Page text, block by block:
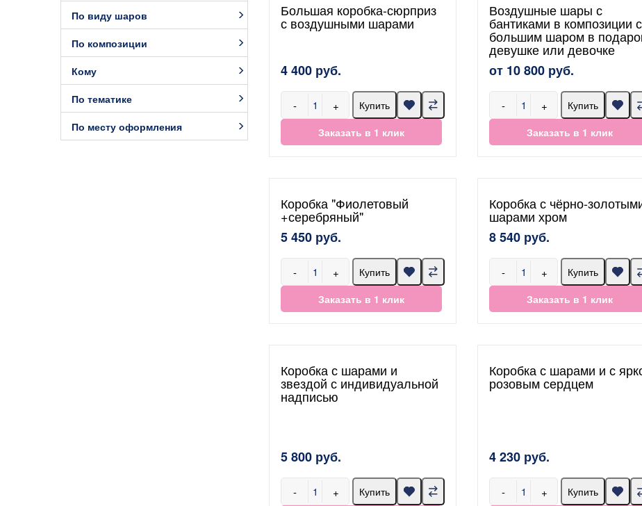
По виду шаров
По композиции
Кому
По тематике
По месту оформления
Большая коробка-сюрприз
с воздушными шарами
4 400 руб.
- +
Купить
Заказать в 1 клик
Воздушные шары с
бантиками в композиции с
большим шаром в
девушке или девочке
от 10 800 руб.
- +
Купить
Заказать в 1 клик
Коробка "Фиолетовый
+серебряный"
5 450 руб.
- +
Купить
Заказать в 1 клик
Коробка с чёрно-
шарами хром
8 540 руб.
- +
Купить
Заказать в 1 клик
Коробка с шарами и
звездой с индивидуальной
надписью
5 800 руб.
- +
Купить
Коробка с шарами и с
розовым сердцем
4 230 руб.
- +
Купить